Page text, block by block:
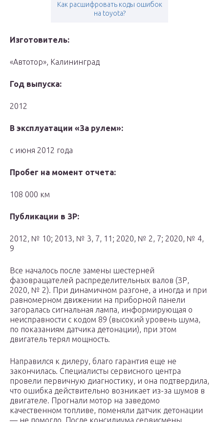
Как расшифровать коды ошибок
на toyota?
Изготовитель:
«Автотор», Калининград
Год выпуска:
2012
В эксплуатации «За рулем»:
с июня 2012 года
Пробег на момент отчета:
108 000 км
Публикации в ЗР:
2012, № 10; 2013, № 3, 7, 11; 2020, № 2, 7; 2020, № 4,
9
Все началось после замены шестерней
фазовращателей распределительных валов (ЗР,
2020, № 2). При динамичном разгоне, а иногда и при
равномерном движении на приборной панели
загоралась сигнальная лампа, информирующая о
неисправности с кодом 89 (высокий уровень шума,
по показаниям датчика детонации), при этом
двигатель терял мощность.
Направился к дилеру, благо гарантия еще не
закончилась. Специалисты сервисного центра
провели первичную диагностику, и она подтвердила,
что ошибка действительно возникает из-за шумов в
двигателе. Прогнали мотор на заведомо
качественном топливе, поменяли датчик детонации
— не помогло. После консилиума сервисмены